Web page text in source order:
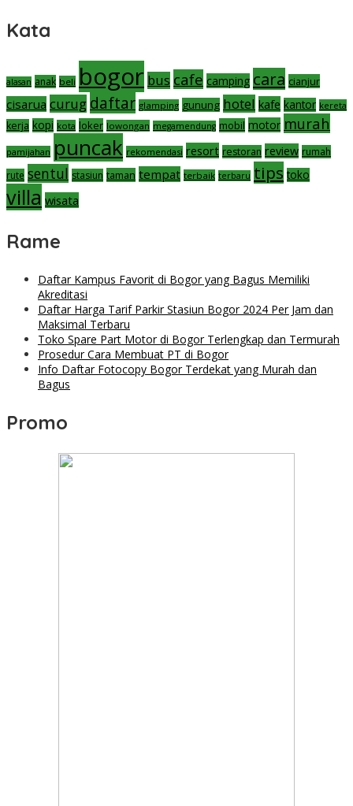
Kata
alasan anak beli bogor bus cafe camping cara cianjur
cisarua curug daftar glamping gunung hotel kafe kantor kereta
kerja kopi kota loker lowongan megamendung mobil motor murah
pamijahan puncak rekomendasi resort restoran review rumah
rute sentul stasiun taman tempat terbaik terbaru tips toko
villa wisata
Rame
Daftar Kampus Favorit di Bogor yang Bagus Memiliki
Akreditasi
Daftar Harga Tarif Parkir Stasiun Bogor 2024 Per Jam dan
Maksimal Terbaru
Toko Spare Part Motor di Bogor Terlengkap dan Termurah
Prosedur Cara Membuat PT di Bogor
Info Daftar Fotocopy Bogor Terdekat yang Murah dan
Bagus
Promo